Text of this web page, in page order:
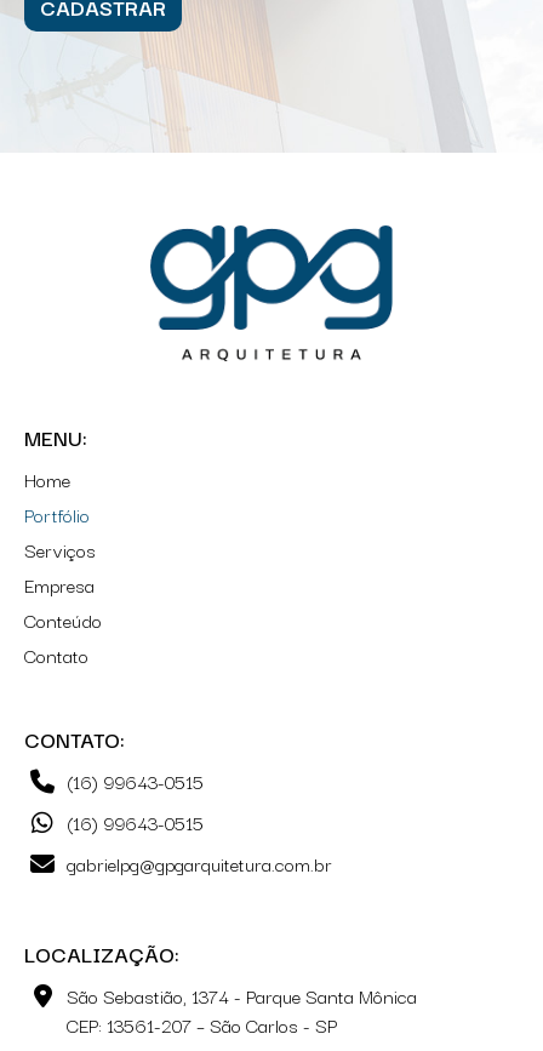
MENU:
Home
Portfólio
Serviços
Empresa
Conteúdo
Contato
CONTATO:
(16) 99643-0515
(16) 99643-0515
gabrielpg@gpgarquitetura.com.br
LOCALIZAÇÃO:
São Sebastião, 1374 - Parque Santa Mônica
CEP: 13561-207 – São Carlos - SP